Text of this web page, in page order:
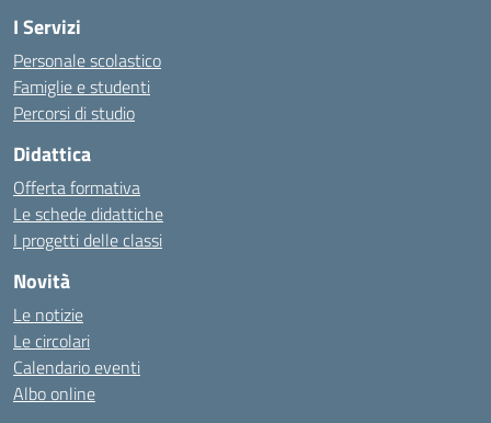
I Servizi
Personale scolastico
Famiglie e studenti
Percorsi di studio
Didattica
Offerta formativa
Le schede didattiche
I progetti delle classi
Novità
Le notizie
Le circolari
Calendario eventi
Albo online